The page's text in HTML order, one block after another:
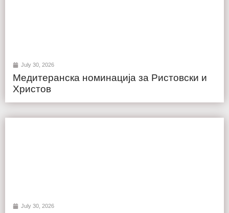
July 30, 2026
Медитеранска номинација за Ристовски и
Христов
July 30, 2026